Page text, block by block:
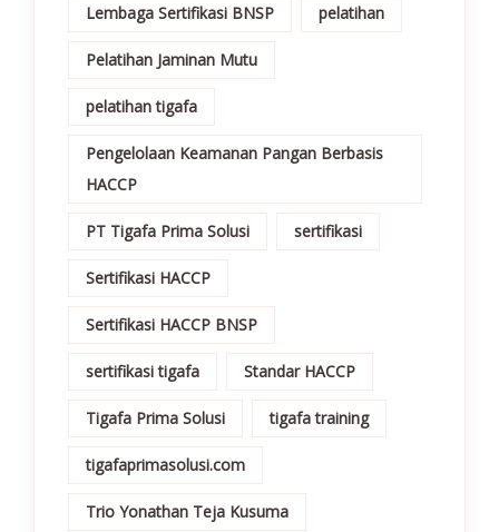
Lembaga Sertifikasi BNSP pelatihan
Pelatihan Jaminan Mutu
pelatihan tigafa
Pengelolaan Keamanan Pangan Berbasis
HACCP
PT Tigafa Prima Solusi sertifikasi
Sertifikasi HACCP
Sertifikasi HACCP BNSP
sertifikasi tigafa Standar HACCP
Tigafa Prima Solusi tigafa training
tigafaprimasolusi.com
Trio Yonathan Teja Kusuma